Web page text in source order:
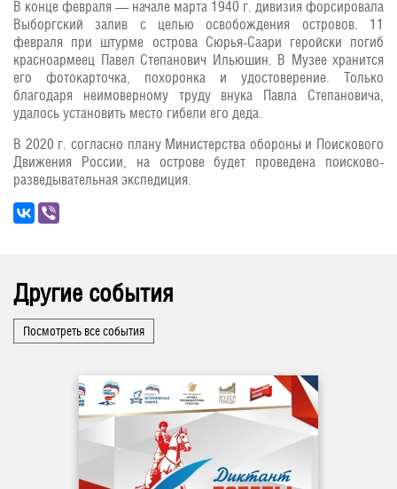
В конце февраля — начале марта 1940 г. дивизия форсировала
Выборгский залив с целью освобождения островов. 11
февраля при штурме острова Сюрья-Саари геройски погиб
красноармеец Павел Степанович Ильюшин. В Музее хранится
его фотокарточка, похоронка и удостоверение. Только
благодаря неимоверному труду внука Павла Степановича,
удалось установить место гибели его деда.
В 2020 г. согласно плану Министерства обороны и Поискового
Движения России, на острове будет проведена поисково-
разведывательная экспедиция.
Другие события
Посмотреть все события